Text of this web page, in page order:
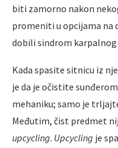
biti zamorno nakon
promeniti u opcijama na
dobili sindrom
Kada spasite sitnicu iz
je da je očistite
mehaniku; samo je
Međutim, čist predmet
upcycling. Upcycling je